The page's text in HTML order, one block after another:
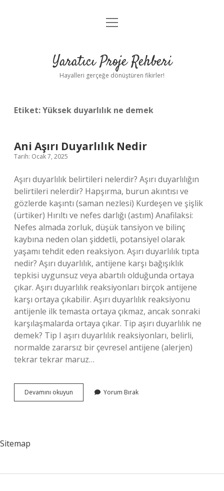
Anasayfa
Yasal Uyarı
menüyü
Yaratıcı Proje Rehberi
Hayalleri gerçeğe dönüştüren fikirler!
Etiket:Yüksek duyarlılık ne demek
Ani Aşırı Duyarlılık Nedir
Tarih: Ocak 7, 2025
Aşırı duyarlılık belirtileri nelerdir? Aşırı duyarlılığın
belirtileri nelerdir? Hapşırma, burun akıntısı ve
gözlerde kaşıntı (saman nezlesi) Kurdeşen ve şişlik
(ürtiker) Hırıltı ve nefes darlığı (astım) Anafilaksi:
Nefes almada zorluk, düşük tansiyon ve bilinç
kaybına neden olan şiddetli, potansiyel olarak
yaşamı tehdit eden reaksiyon. Aşırı duyarlılık tıpta
nedir? Aşırı duyarlılık, antijene karşı bağışıklık
tepkisi uygunsuz veya abartılı olduğunda ortaya
çıkar. Aşırı duyarlılık reaksiyonları birçok antijene
karşı ortaya çıkabilir. Aşırı duyarlılık reaksiyonu
antijenle ilk temasta ortaya çıkmaz, ancak sonraki
karşılaşmalarda ortaya çıkar. Tip aşırı duyarlılık ne
demek? Tip I aşırı duyarlılık reaksiyonları, belirli,
normalde zararsız bir çevresel antijene (alerjen)
tekrar tekrar maruz…
Devamını okuyun
Aşırı
Yorum Bırak
Sitemap